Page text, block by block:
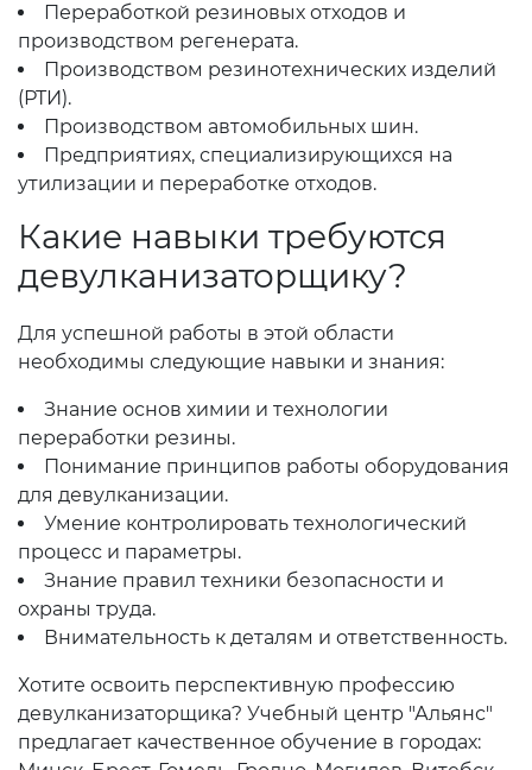
Переработкой резиновых отходов и
производством регенерата.
Производством резинотехнических изделий
(РТИ).
Производством автомобильных шин.
Предприятиях, специализирующихся на
утилизации и переработке отходов.
Какие навыки требуются
девулканизаторщику?
Для успешной работы в этой области
необходимы следующие навыки и знания:
Знание основ химии и технологии
переработки резины.
Понимание принципов работы оборудования
для девулканизации.
Умение контролировать технологический
процесс и параметры.
Знание правил техники безопасности и
охраны труда.
Внимательность к деталям и ответственность.
Хотите освоить перспективную профессию
девулканизаторщика? Учебный центр "Альянс"
предлагает качественное обучение в городах: